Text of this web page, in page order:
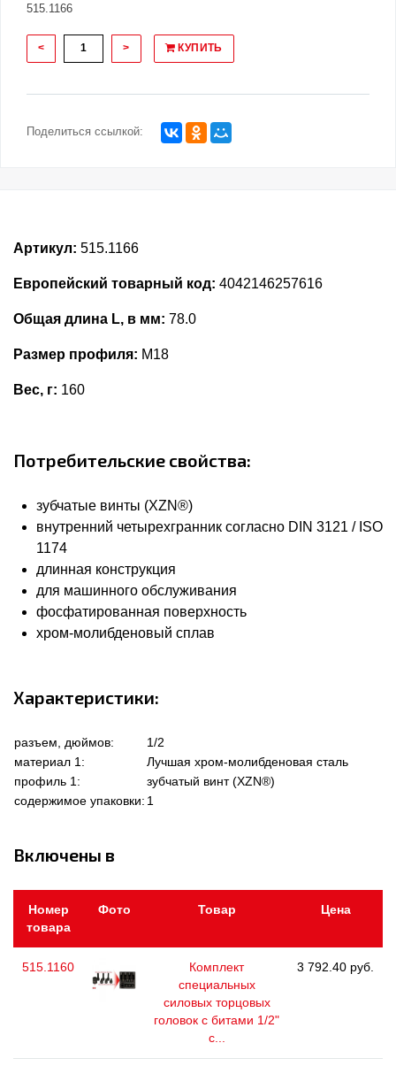
515.1166
< > КУПИТЬ
Поделиться ссылкой:
Артикул: 515.1166
Европейский товарный код: 4042146257616
Общая длина L, в мм: 78.0
Размер профиля: M18
Вес, г: 160
Потребительские свойства:
зубчатые винты (XZN®)
внутренний четырехгранник согласно DIN 3121 / ISO
1174
длинная конструкция
для машинного обслуживания
фосфатированная поверхность
хром-молибденовый сплав
Характеристики:
разъем, дюймов:
1/2
материал 1:
Лучшая хром-молибденовая сталь
профиль 1:
зубчатый винт (XZN®)
содержимое упаковки: 1
Включены в
Номер
товара
Фото Товар Цена
515.1160
Комплект
специальных
силовых торцовых
головок с битами 1/2"
с...
3 792.40 руб.